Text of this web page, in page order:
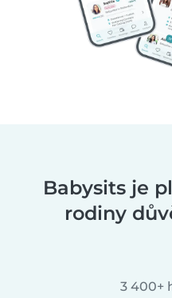
Babysits je
rodiny
3 400+